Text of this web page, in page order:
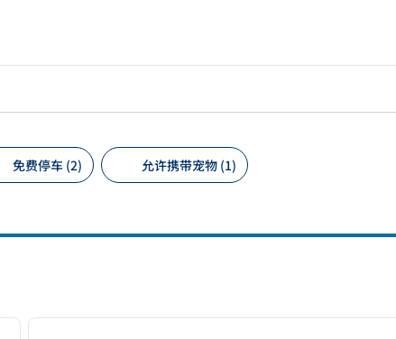
免费停车 (2) 允许携带宠物 (1)
下一张图片
1/12